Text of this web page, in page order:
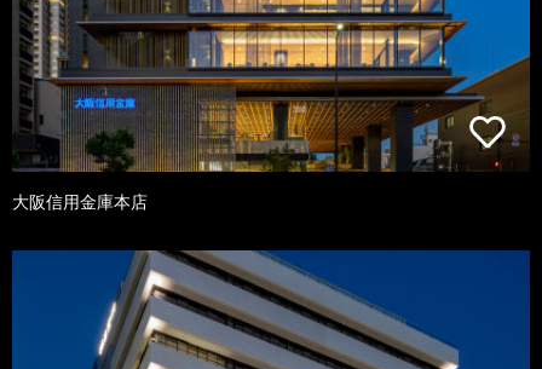
大阪信用金庫本店